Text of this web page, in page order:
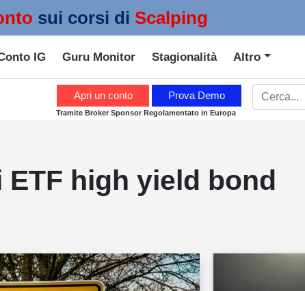
sui corsi di Scalping
IG Guru Monitor Stagionalità Altro
Apri un conto Prova Demo
Tramite Broker Sponsor Regolamentato in Europa
high yield bond